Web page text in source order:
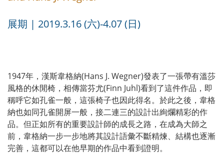
展期 | 2019.3.16 (六)-4.07 (日)
1947年，漢斯韋格納(Hans J. Wegner)發表了一張帶有溫莎
風格的休閒椅，相傳當芬尤(Finn Juhl)看到了這件作品，即
稱呼它如孔雀一般，這張椅子也因此得名。於此之後，韋格
納也如同孔雀開屏一般，接二連三的設計出絢爛精彩的作
品。但正如所有的重要設計師的成長之路，在成為大師之
前，韋格納一步一步地將其設計語彙不斷精煉、結構也逐漸
完善，這都可以在他早期的作品中看到證明。